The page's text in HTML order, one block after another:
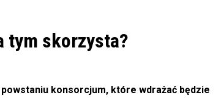
tym skorzysta?
konsorcjum, które wdrażać będzie